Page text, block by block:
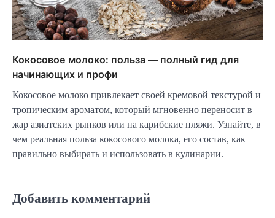
Кокосовое молоко: польза — полный гид для
начинающих и профи
Кокосовое молоко привлекает своей кремовой текстурой и
тропическим ароматом, который мгновенно переносит в
жар азиатских рынков или на карибские пляжи. Узнайте, в
чем реальная польза кокосового молока, его состав, как
правильно выбирать и использовать в кулинарии.
Добавить комментарий